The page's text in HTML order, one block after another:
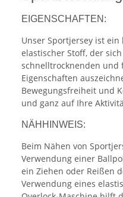
EIGENSCHAFTEN:
Unser Sportjersey ist
elastischer Stoff, der
schnelltrocknenden und
Eigenschaften
Bewegungsfreiheit und
und ganz auf Ihre
NÄHHINWEIS:
Beim Nähen von
Verwendung einer
ein Ziehen oder Reißen
Verwendung eines